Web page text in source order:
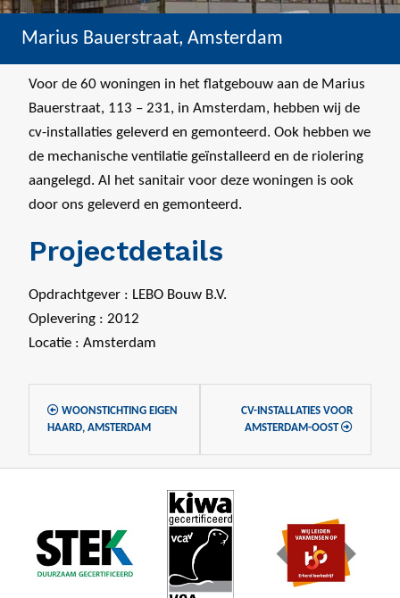
Marius Bauerstraat, Amsterdam
Voor de 60 woningen in het flatgebouw aan de Marius
Bauerstraat, 113 – 231, in Amsterdam, hebben wij de
cv-installaties geleverd en gemonteerd. Ook hebben we
de mechanische ventilatie geïnstalleerd en de riolering
aangelegd. Al het sanitair voor deze woningen is ook
door ons geleverd en gemonteerd.
Projectdetails
Opdrachtgever : LEBO Bouw B.V.
Oplevering : 2012
Locatie : Amsterdam
WOONSTICHTING EIGEN
HAARD, AMSTERDAM
CV-INSTALLATIES VOOR
AMSTERDAM-OOST